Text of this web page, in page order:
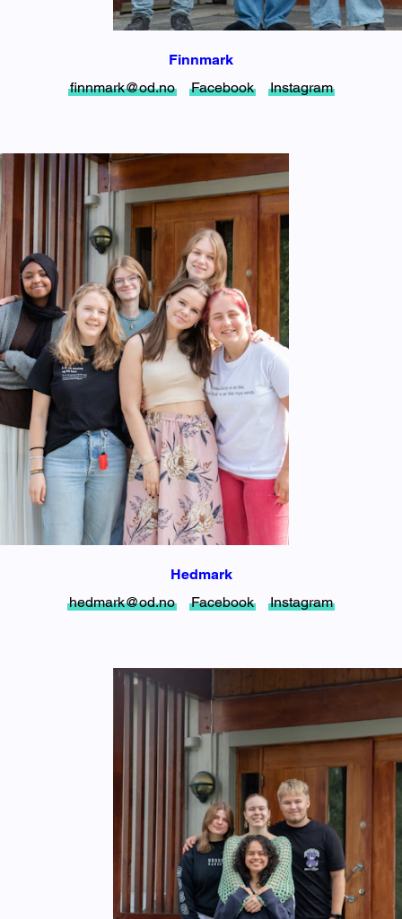
Finnmark
finnmark@od.no
Facebook Instagram
Hedmark
hedmark@od.no
Facebook Instagram